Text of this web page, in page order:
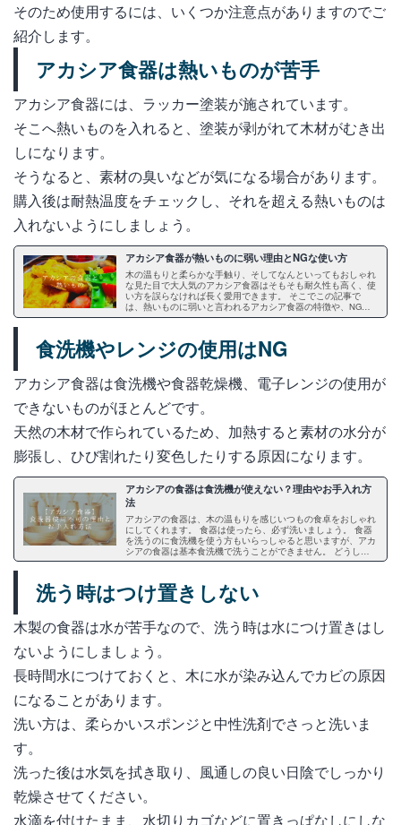
そのため使用するには、いくつか注意点がありますのでご
紹介します。
アカシア食器は熱いものが苦手
アカシア食器には、ラッカー塗装が施されています。
そこへ熱いものを入れると、塗装が剥がれて木材がむき出
しになります。
そうなると、素材の臭いなどが気になる場合があります。
購入後は耐熱温度をチェックし、それを超える熱いものは
入れないようにしましょう。
アカシア食器が熱いものに弱い理由とNGな使い方
木の温もりと柔らかな手触り、そしてなんといってもおしゃれ
な見た目で大人気のアカシア食器はそもそも耐久性も高く、使
い方を誤らなければ長く愛用できます。 そこでこの記事で
は、熱いものに弱いと言われるアカシア食器の特徴や、NGな
使い方、逆に冷たいものを入れるのはOKかなどについてご紹
上手な活用法や、アカシア食器を長持ちさせるコツについても
お伝えしているので、ぜひ参考にしてアカシア食器を長く愛用
してください。
食洗機やレンジの使用はNG
アカシア食器は食洗機や食器乾燥機、電子レンジの使用が
できないものがほとんどです。
天然の木材で作られているため、加熱すると素材の水分が
膨張し、ひび割れたり変色したりする原因になります。
アカシアの食器は食洗機が使えない？理由やお手入れ方
法
アカシアの食器は、木の温もりを感じいつもの食卓をおしゃれ
にしてくれます。 食器は使ったら、必ず洗いましょう。 食器
を洗うのに食洗機を使う方もいらっしゃると思いますが、アカ
シアの食器は基本食洗機で洗うことができません。 どうして
使えないのでしょうか。 この記事では、アカシアの食器は食
食洗機以外に使えないものについてをご紹介します。
洗う時はつけ置きしない
木製の食器は水が苦手なので、洗う時は水につけ置きはし
ないようにしましょう。
長時間水につけておくと、木に水が染み込んでカビの原因
になることがあります。
洗い方は、柔らかいスポンジと中性洗剤でさっと洗いま
す。
洗った後は水気を拭き取り、風通しの良い日陰でしっかり
乾燥させてください。
水滴を付けたまま、水切りカゴなどに置きっぱなしにしな